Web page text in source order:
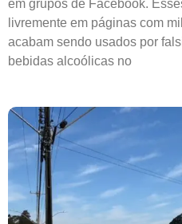
em grupos de Facebook.
livremente em páginas com
acabam sendo usados por
bebidas alcoólicas no